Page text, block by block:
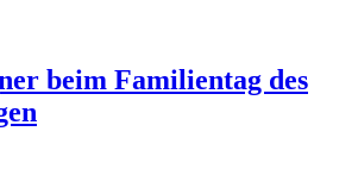
beim Familientag des